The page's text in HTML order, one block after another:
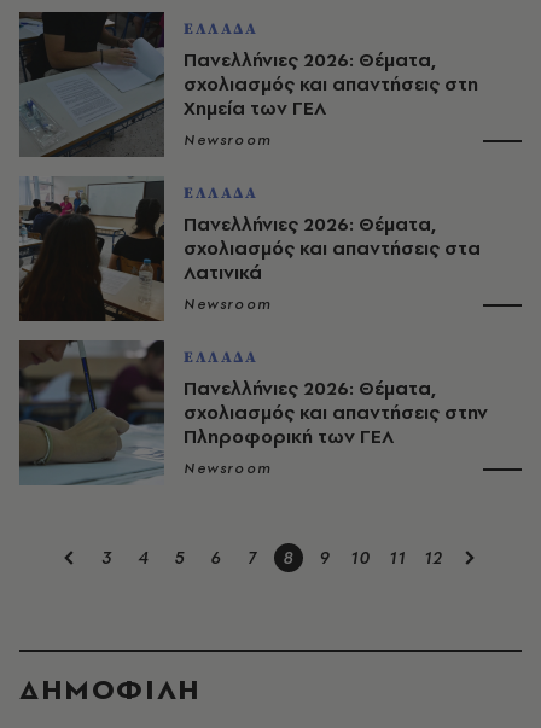
ΕΛΛΑΔΑ
Πανελλήνιες 2026: Θέματα,
σχολιασμός και απαντήσεις στη
Χημεία των ΓΕΛ
Newsroom
ΕΛΛΑΔΑ
Πανελλήνιες 2026: Θέματα,
σχολιασμός και απαντήσεις στα
Λατινικά
Newsroom
ΕΛΛΑΔΑ
Πανελλήνιες 2026: Θέματα,
σχολιασμός και απαντήσεις στην
Πληροφορική των ΓΕΛ
Newsroom
3 4 5 6 7 8 9 10 11 12
ΔΗΜΟΦΙΛΗ